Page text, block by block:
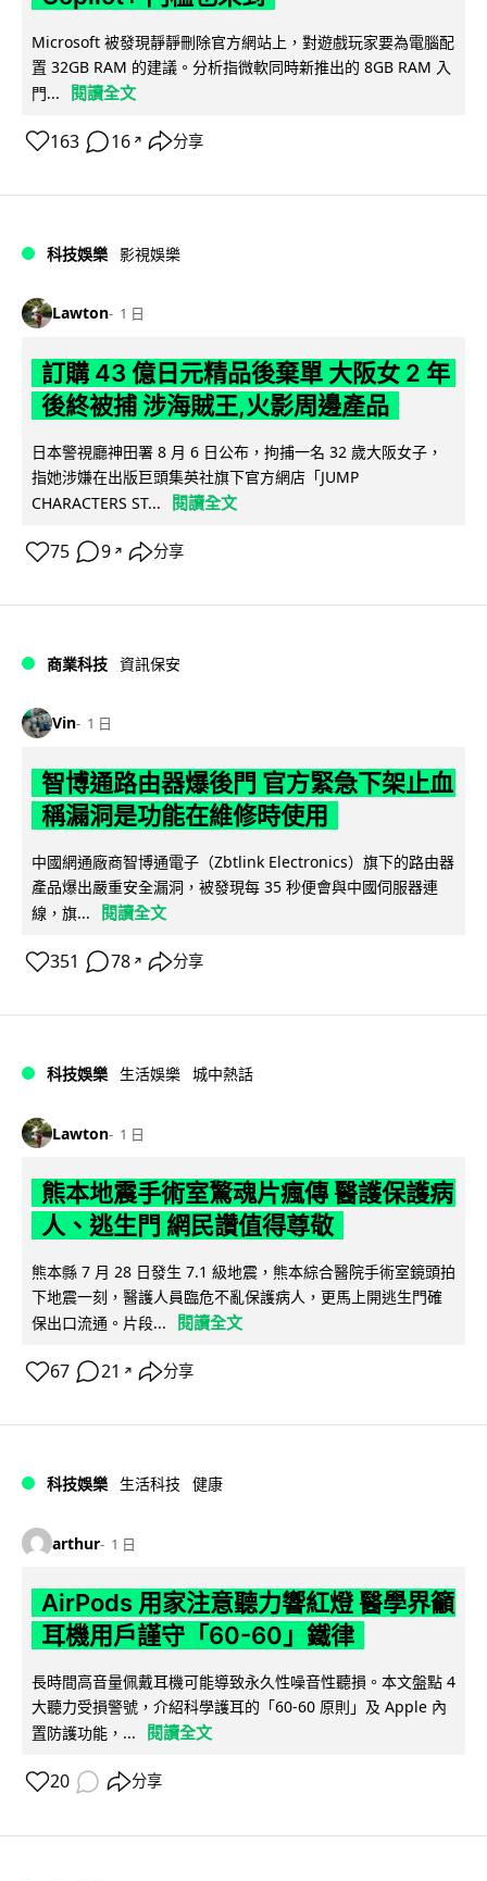
Microsoft 被發現靜靜刪除官方網站上，對遊戲玩家要為電腦配
置 32GB RAM 的建議。分析指微軟同時新推出的 8GB RAM 入
門...
閱讀全文
163 16 ↗ 分享
科技娛樂 影視娛樂
Lawton 1 日
訂購 43 億日元精品後棄單 大阪女 2 年
後終被捕 涉海賊王,火影周邊產品
日本警視廳神田署 8 月 6 日公布，拘捕一名 32 歲大阪女子，
指她涉嫌在出版巨頭集英社旗下官方網店「JUMP
CHARACTERS ST...
閱讀全文
75 9 ↗ 分享
商業科技 資訊保安
Vin 1 日
智博通路由器爆後門 官方緊急下架止血
稱漏洞是功能在維修時使用
中國網通廠商智博通電子（Zbtlink Electronics）旗下的路由器
產品爆出嚴重安全漏洞，被發現每 35 秒便會與中國伺服器連
線，旗...
閱讀全文
351 78 ↗ 分享
科技娛樂 生活娛樂 城中熱話
Lawton 1 日
熊本地震手術室驚魂片瘋傳 醫護保護病
人、逃生門 網民讚值得尊敬
熊本縣 7 月 28 日發生 7.1 級地震，熊本綜合醫院手術室鏡頭拍
下地震一刻，醫護人員臨危不亂保護病人，更馬上開逃生門確
保出口流通。片段...
閱讀全文
67 21 ↗ 分享
科技娛樂 生活科技 健康
arthur 1 日
AirPods 用家注意聽力響紅燈 醫學界籲
耳機用戶謹守「60-60」鐵律
長時間高音量佩戴耳機可能導致永久性噪音性聽損。本文盤點 4
大聽力受損警號，介紹科學護耳的「60-60 原則」及 Apple 內
置防護功能，...
閱讀全文
20 分享